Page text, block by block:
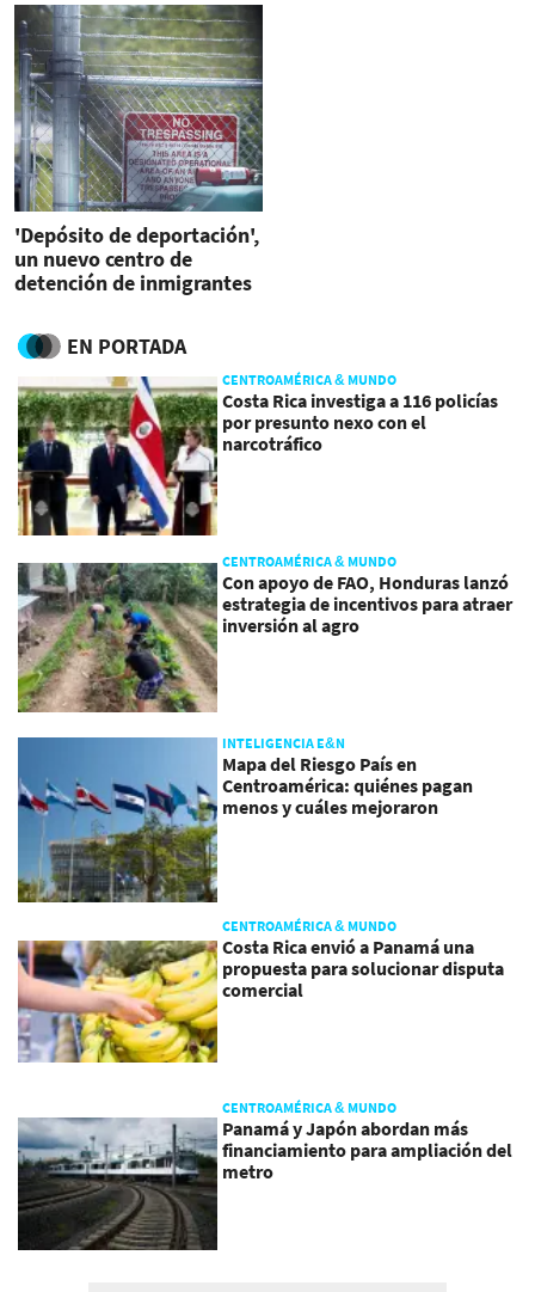
'Depósito de deportación',
un nuevo centro de
detención de inmigrantes
EN PORTADA
CENTROAMÉRICA & MUNDO
Costa Rica investiga a 116 policías
por presunto nexo con el
narcotráfico
CENTROAMÉRICA & MUNDO
Con apoyo de FAO, Honduras lanzó
estrategia de incentivos para atraer
inversión al agro
INTELIGENCIA E&N
Mapa del Riesgo País en
Centroamérica: quiénes pagan
menos y cuáles mejoraron
CENTROAMÉRICA & MUNDO
Costa Rica envió a Panamá una
propuesta para solucionar disputa
comercial
CENTROAMÉRICA & MUNDO
Panamá y Japón abordan más
financiamiento para ampliación del
metro